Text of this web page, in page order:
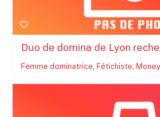
Duo de domina de Lyon
Femme dominatrice, Fétichiste,